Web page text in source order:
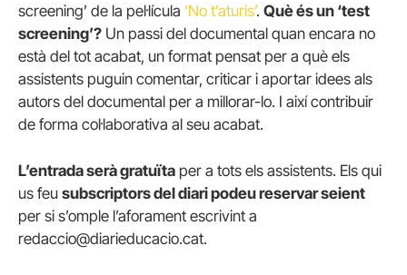
screening’ de la pel·lícula ‘No t’aturis’. Què és un ‘test
screening’? Un passi del documental quan encara no
està del tot acabat, un format pensat per a què els
assistents puguin comentar, criticar i aportar idees als
autors del documental per a millorar-lo. I així contribuir
de forma col·laborativa al seu acabat.
L’entrada serà gratuïta per a tots els assistents. Els qui
us feu subscriptors del diari podeu reservar seient
per si s’omple l’aforament escrivint a
redaccio@diarieducacio.cat.